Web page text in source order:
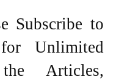
Subscribe to
for Unlimited
Articles,